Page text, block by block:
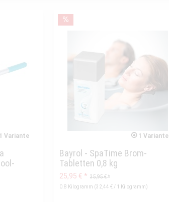
1 Variante 1 Variante
Bayrol - SpaTime Brom-
Tabletten 0,8 kg
35,95 € *
25,95 € *
0.8 Kilogramm (32,44 €/ 1 Kilogramm)